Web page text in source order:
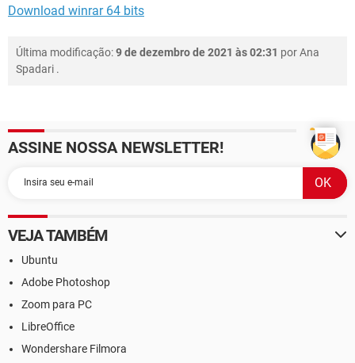
Download winrar 64 bits
Última modificação:9 de dezembro de 2021 às 02:31 porAna
Spadari .
ASSINE NOSSA NEWSLETTER!
VEJA TAMBÉM
Ubuntu
Adobe Photoshop
Zoom para PC
LibreOffice
Wondershare Filmora